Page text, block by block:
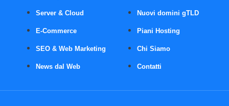
Server & Cloud
E-Commerce
SEO & Web Marketing
News dal Web
Nuovi domini gTLD
Piani Hosting
Chi Siamo
Contatti